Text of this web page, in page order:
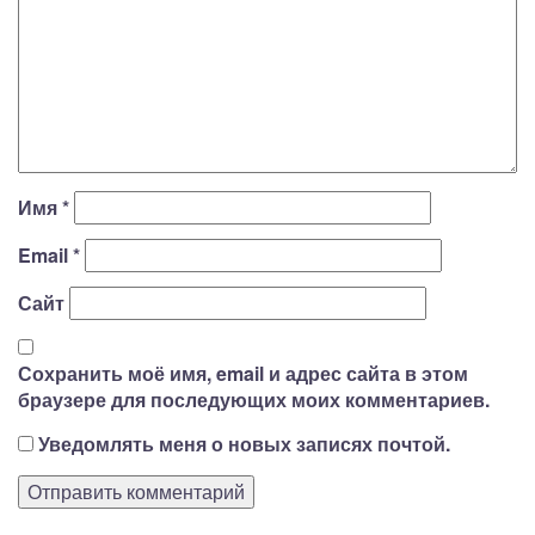
Имя*
Email*
Сайт
Сохранить моё имя, email и адрес сайта в этом
браузере для последующих моих комментариев.
Уведомлять меня о новых записях почтой.